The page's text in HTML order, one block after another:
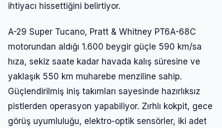
ihtiyacı hissettiğini belirtiyor.
A-29 Super Tucano, Pratt & Whitney PT6A-68C
motorundan aldığı 1.600 beygir güçle 590 km/sa
hıza, sekiz saate kadar havada kalış süresine ve
yaklaşık 550 km muharebe menziline sahip.
Güçlendirilmiş iniş takımları sayesinde hazırlıksız
pistlerden operasyon yapabiliyor. Zırhlı kokpit, gece
görüş uyumluluğu, elektro-optik sensörler, iki adet